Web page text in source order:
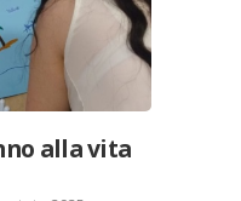
alla vita